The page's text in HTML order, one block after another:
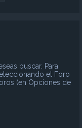
buscar. Para
el Foro
(en Opciones de